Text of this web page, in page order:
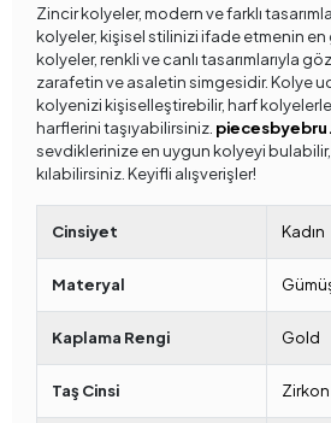
Zincir kolyeler, modern ve farklı
kolyeler, kişisel stilinizi ifade etmenin en
kolyeler, renkli ve canlı tasarımlarıyla
zarafetin ve asaletin simgesidir. Kolye
kolyenizi kişiselleştirebilir, harf
harflerini taşıyabilirsiniz.
sevdiklerinize en uygun kolyeyi bulabilir,
kılabilirsiniz. Keyifli alışverişler!
Cinsiyet Kadın
Materyal
Kaplama Rengi Gold
Taş Cinsi Zirkon